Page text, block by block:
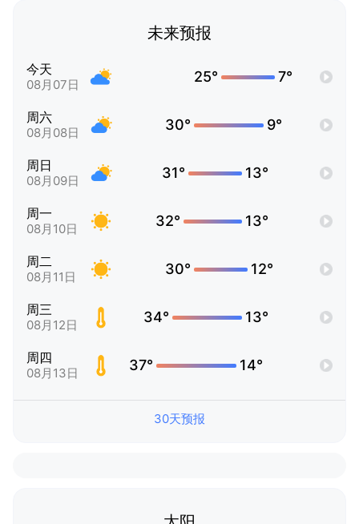
未来预报
今天
08月07日 25° 7°
周六
08月08日 30° 9°
周日
08月09日 31° 13°
周一
08月10日 32° 13°
周二
08月11日 30° 12°
周三
08月12日 34° 13°
周四
08月13日 37° 14°
30天预报